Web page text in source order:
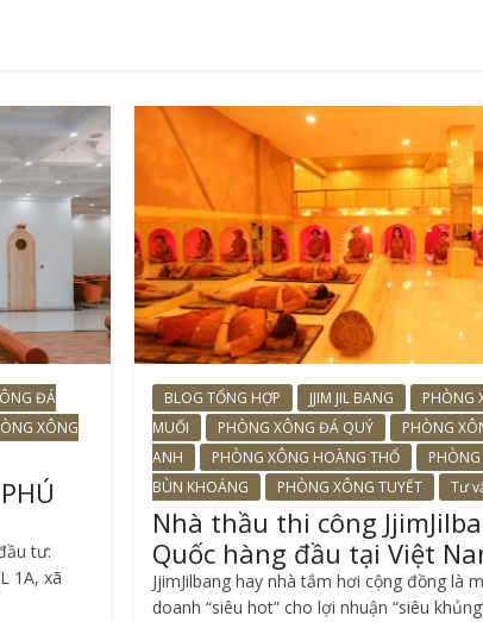
ĐÁ
XÔNG
tư:
1A, xã
BLOG TỔNG HỢP JJIM JIL BANG
PHÒNG
MUỐI
PHÒNG XÔNG ĐÁ QUÝ
PHÒNG
ANH
PHÒNG XÔNG HOÀNG THỔ
BÙN KHOÁNG
PHÒNG XÔNG TUYẾT Tư
Nhà thầu thi công
Quốc hàng đầu tại Việt
JjimJilbang hay nhà tắm hơi cộng đồng là
doanh “siêu hot” cho lợi nhuận “siêu